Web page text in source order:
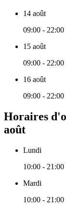
14 août
09:00 - 22:00
15 août
09:00 - 22:00
16 août
09:00 - 22:00
Horaires
août
Lundi
10:00 - 21:00
Mardi
10:00 - 21:00